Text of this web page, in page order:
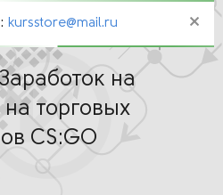
kursstore@mail.ru
на
торговых
CS:GO